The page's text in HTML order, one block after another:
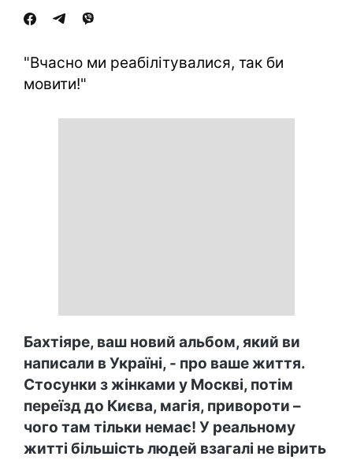
"Вчасно ми реабілітувалися, так би
мовити!"
Бахтіяре, ваш новий альбом, який ви
написали в Україні, - про ваше життя.
Стосунки з жінками у Москві, потім
переїзд до Києва, магія, привороти –
чого там тільки немає! У реальному
житті більшість людей взагалі не вірить